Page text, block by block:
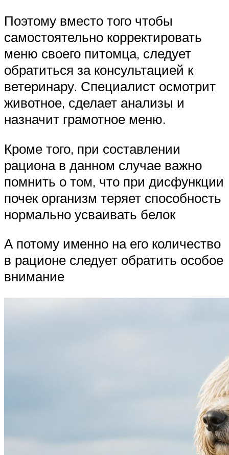
Поэтому вместо того чтобы
самостоятельно корректировать
меню своего питомца, следует
обратиться за консультацией к
ветеринару. Специалист осмотрит
животное, сделает анализы и
назначит грамотное меню.
Кроме того, при составлении
рациона в данном случае важно
помнить о том, что при дисфункции
почек организм теряет способность
нормально усваивать белок
А потому именно на его количество
в рационе следует обратить особое
внимание